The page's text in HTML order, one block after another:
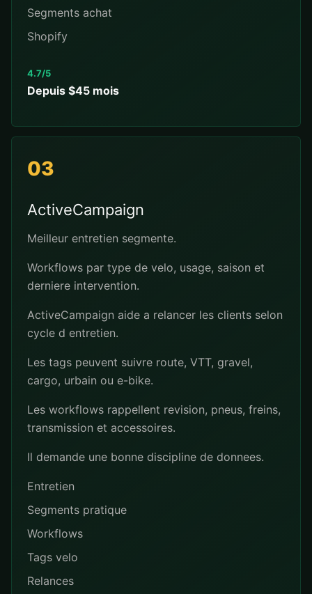
Segments achat
Shopify
4.7/5
Depuis $45 mois
03
ActiveCampaign
Meilleur entretien segmente.
Workflows par type de velo, usage, saison et
derniere intervention.
ActiveCampaign aide a relancer les clients selon
cycle d entretien.
Les tags peuvent suivre route, VTT, gravel,
cargo, urbain ou e-bike.
Les workflows rappellent revision, pneus, freins,
transmission et accessoires.
Il demande une bonne discipline de donnees.
Entretien
Segments pratique
Workflows
Tags velo
Relances